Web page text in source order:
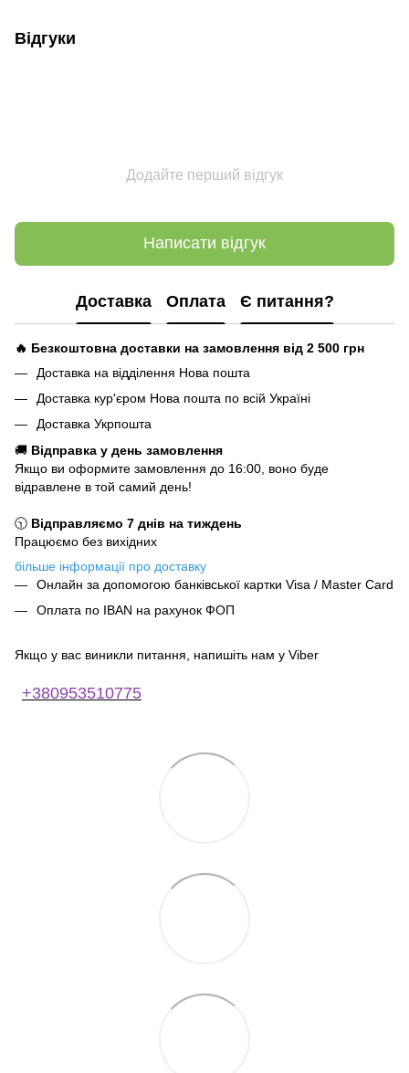
Відгуки
Додайте перший відгук
Написати відгук
Доставка Оплата Є питання?
🔥 Безкоштовна доставки на замовлення від 2 500 грн
Доставка на відділення Нова пошта
Доставка кур'єром Нова пошта по всій Україні
Доставка Укрпошта
🚚 Відправка у день замовлення
Якщо ви оформите замовлення до 16:00, воно буде
відравлене в той самий день!
🕥 Відправляємо 7 днів на тиждень
Працюємо без вихідних
більше інформації про доставку
Онлайн за допомогою банківської картки Visa / Master Card
Оплата по IBAN на рахунок ФОП
Якщо у вас виникли питання, напишіть нам у Viber
+380953510775